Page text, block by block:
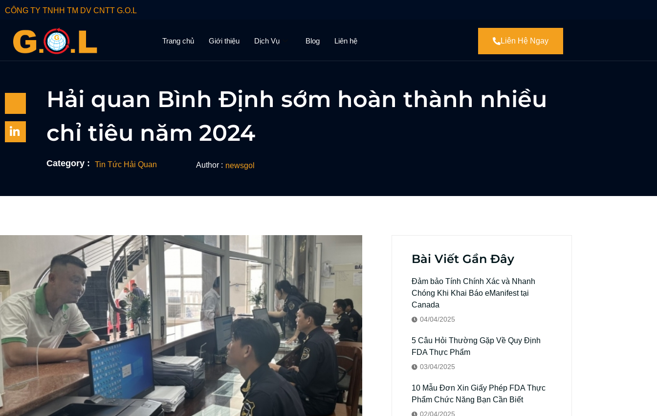
CÔNG TY TNHH TM DV CNTT G.O.L
Trang chủ Giới thiệu Dịch Vụ Blog Liên hệ Liên Hệ Ngay
Hải quan Bình Định sớm hoàn thành nhiều
chỉ tiêu năm 2024
Category : Tin Tức Hải Quan Author : newsgol
Bài Viết Gần Đây
Đảm bảo Tính Chính Xác và Nhanh
Chóng Khi Khai Báo eManifest tại
Canada
04/04/2025
5 Câu Hỏi Thường Gặp Về Quy Định
FDA Thực Phẩm
03/04/2025
10 Mẫu Đơn Xin Giấy Phép FDA Thực
Phẩm Chức Năng Bạn Cần Biết
02/04/2025